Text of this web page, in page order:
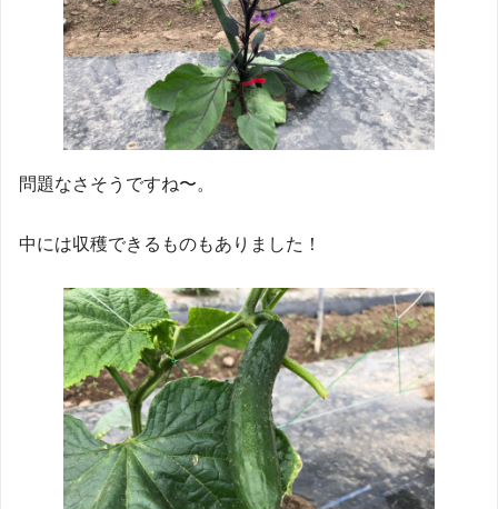
問題なさそうですね〜。
中には収穫できるものもありました！